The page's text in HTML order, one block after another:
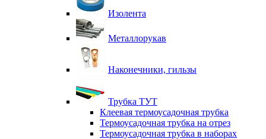
Изолента
Металлорукав
Наконечники, гильзы
Трубка ТУТ
Клеевая термоусадочная трубка
Термоусадочная трубка на отрез
Термоусадочная трубка в наборах